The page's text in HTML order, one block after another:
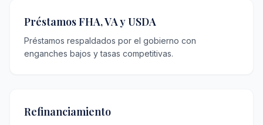
Préstamos FHA, VA y USDA
Préstamos respaldados por el gobierno con
enganches bajos y tasas competitivas.
Refinanciamiento